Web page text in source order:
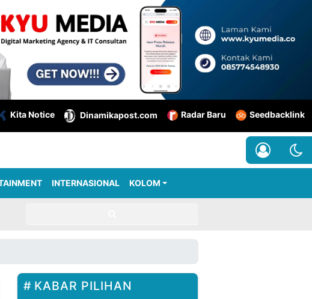
Kita Notice Dinamikapost.com Radar Baru Seedbacklink
INTERNASIONAL KOLOM
KABAR PILIHAN